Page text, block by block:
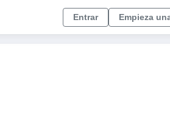
Entrar Empieza